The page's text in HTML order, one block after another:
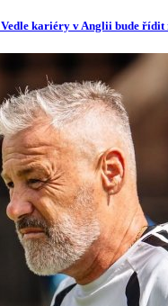
kariéry v Anglii bude